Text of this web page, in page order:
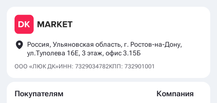
Россия, Ульяновская область, г. Ростов-на-Дону,
ул.Туполева 16Е, 3 этаж, офис 3.15Б
ООО «ЛЮК ДК»ИНН: 7329034782КПП: 732901001
Покупателям Компания